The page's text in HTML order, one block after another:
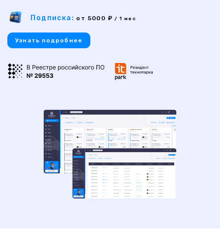
Подписка: от 5000 ₽ / 1 мес
Узнать подробнее